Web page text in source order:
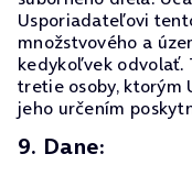
Usporiadateľovi
množstvového a
kedykoľvek odvolať.
tretie osoby, ktorým
jeho určením
9. Dane: